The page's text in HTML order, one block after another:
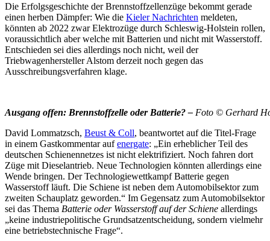
Die Erfolgsgeschichte der Brennstoffzellenzüge bekommt gerade
einen herben Dämpfer: Wie die Kieler Nachrichten meldeten,
könnten ab 2022 zwar Elektrozüge durch Schleswig-Holstein rollen,
voraussichtlich aber welche mit Batterien und nicht mit Wasserstoff.
Entschieden sei dies allerdings noch nicht, weil der
Triebwagenhersteller Alstom derzeit noch gegen das
Ausschreibungsverfahren klage.
Ausgang offen: Brennstoffzelle oder Batterie? – Foto © Gerhard
David Lommatzsch, Beust & Coll, beantwortet auf die Titel-Frage
in einem Gastkommentar aufenergate: „Ein erheblicher Teil des
deutschen Schienennetzes ist nicht elektrifiziert. Noch fahren dort
Züge mit Dieselantrieb. Neue Technologien könnten allerdings eine
Wende bringen. Der Technologiewettkampf Batterie gegen
Wasserstoff läuft. Die Schiene ist neben dem Automobilsektor zum
zweiten Schauplatz geworden.“ Im Gegensatz zum Automobilsektor
sei das Thema Batterie oder Wasserstoff auf der Schiene allerdings
„keine industriepolitische Grundsatzentscheidung, sondern vielmehr
eine betriebstechnische Frage“.